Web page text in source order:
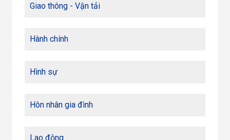
Giao thông - Vận tải
Hành chính
Hình sự
Hôn nhân gia đình
Lao động